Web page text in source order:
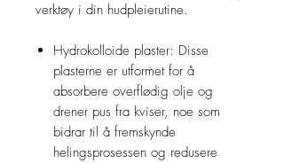
verktøy i din hudpleierutine.
Hydrokolloide plaster: Disse
plasterne er utformet for å
absorbere overflødig olje og
drener pus fra kviser, noe som
bidrar til å fremskynde
helingsprosessen og redusere